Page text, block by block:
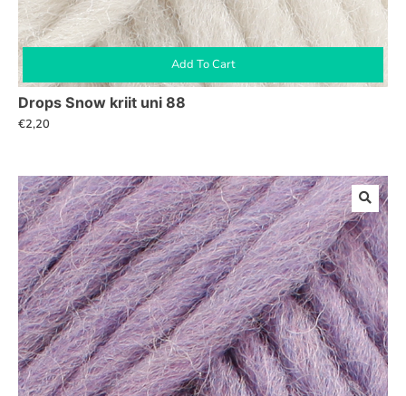
Add To Cart
Drops Snow kriit uni 88
€2,20